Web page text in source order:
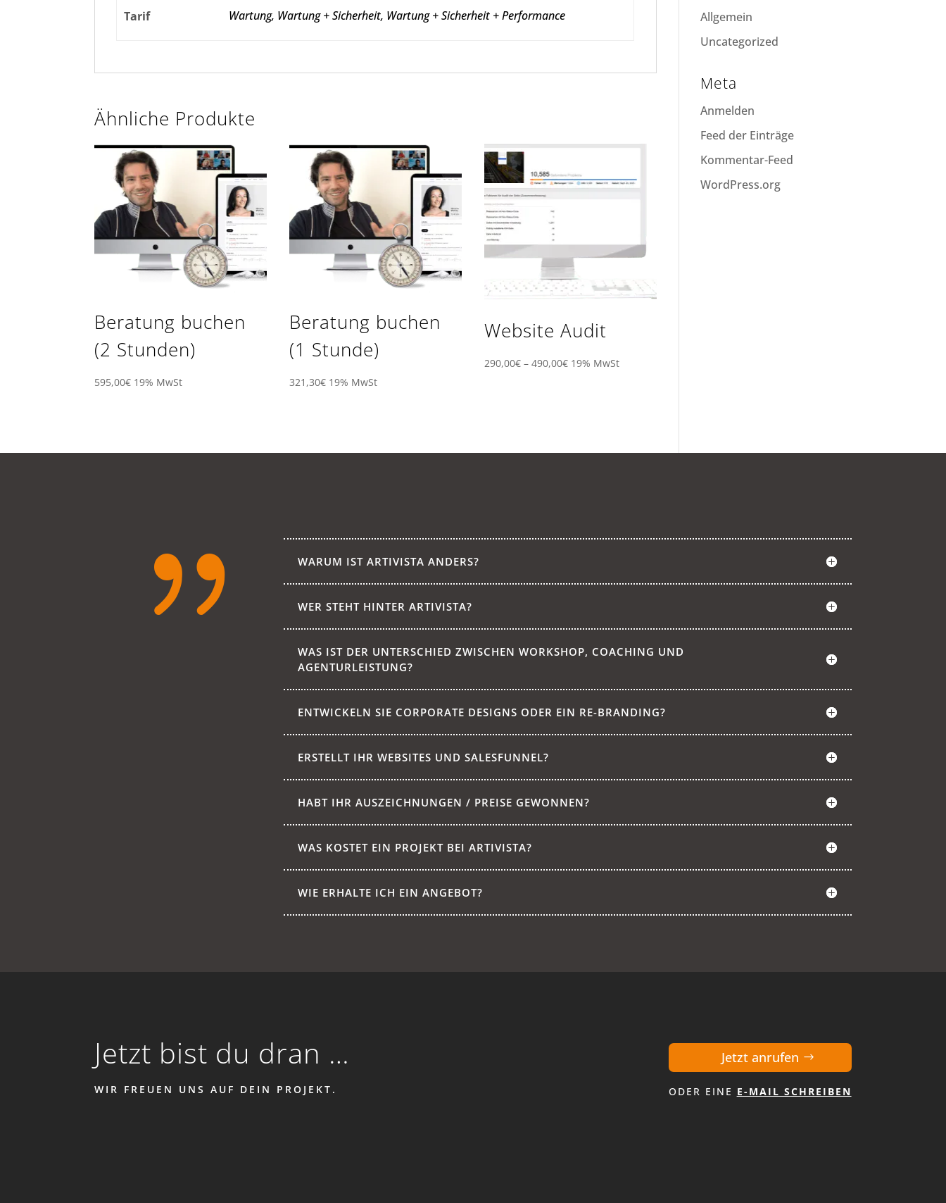
Tarif Wartung, Wartung + Sicherheit, Wartung + Sicherheit + Performance
Ähnliche Produkte
Beratung buchen
(2 Stunden)
595,00€ 19% MwSt
Beratung buchen
(1 Stunde)
321,30€ 19% MwSt
Website Audit
290,00€ –490,00€Preisspanne:
19% MwSt
Allgemein
Uncategorized
Meta
Anmelden
Feed der Einträge
Kommentar-Feed
WordPress.org
{ WARUM IST ARTIVISTA ANDERS?
WER STEHT HINTER ARTIVISTA?
WAS IST DER UNTERSCHIED ZWISCHEN WORKSHOP, COACHING UND
AGENTURLEISTUNG?
ENTWICKELN SIE CORPORATE DESIGNS ODER EIN RE-BRANDING?
ERSTELLT IHR WEBSITES UND SALESFUNNEL?
HABT IHR AUSZEICHNUNGEN / PREISE GEWONNEN?
WAS KOSTET EIN PROJEKT BEI ARTIVISTA?
WIE ERHALTE ICH EIN ANGEBOT?
Jetzt bist du dran …
WIR FREUEN UNS AUF DEIN PROJEKT.
Jetzt anrufen
ODER EINE E-MAIL SCHREIBEN